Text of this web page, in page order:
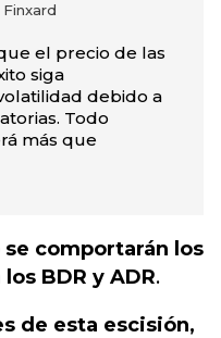
el precio de las
siga
debido a
Todo
más que
comportarán los
BDR y ADR.
de esta escisión,